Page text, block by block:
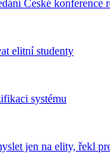
České konference
elitní studenty
systému
jen na elity, řekl